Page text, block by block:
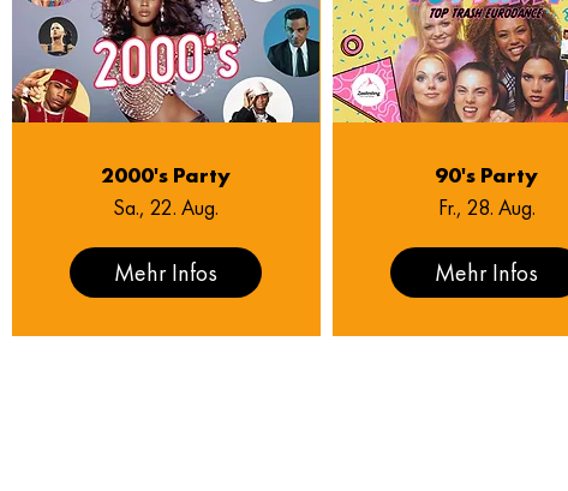
2000's Party
Sa., 22. Aug.
Mehr Infos
90's Party
Fr., 28. Aug.
Mehr Infos